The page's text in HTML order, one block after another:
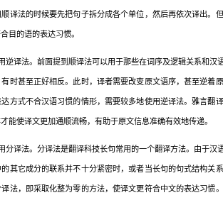
译法的时候要先把句子拆分成各个单位，然后再依次译出。
目的语的表达习惯。
译法。前面提到顺译法可以用于那些在词序及逻辑关系和汉
时甚至正好相反。此时，译者需要改变原文语序，甚至逆着
方式不合汉语习惯的情形，需要较多地使用逆译法。雅言翻
能使译文更加通顺流畅，有助于原文信息准确有效地传递。
译法。分译法是翻译科技长句常用的一个翻译方法。由于汉
其它成分的联系并不十分紧密时，或者当长句的句式结构关
法，即采取化整为零的方法，使译文更符合中文的表达习惯